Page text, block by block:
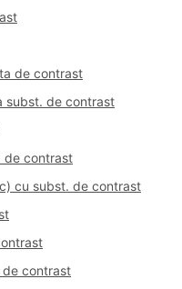
de contrast
subst. de contrast
de contrast
cu subst. de contrast
de contrast